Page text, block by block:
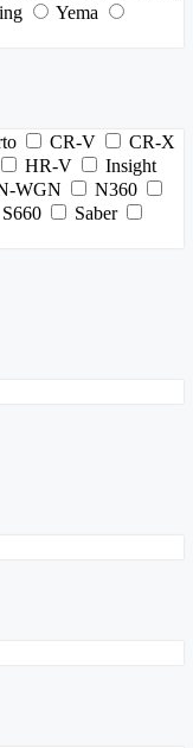
Yema
CR-V
CR-X
HR-V
Insight
WGN
N360
S660
Saber